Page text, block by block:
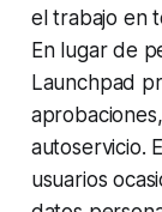
el trabajo en
En lugar de
Launchpad
autoservicio.
usuarios